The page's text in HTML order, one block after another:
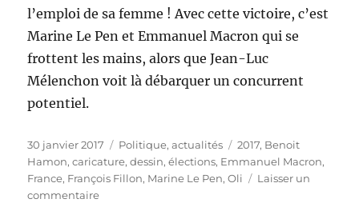
l’emploi de sa femme ! Avec cette victoire, c’est
Marine Le Pen et Emmanuel Macron qui se
frottent les mains, alors que Jean-Luc
Mélenchon voit là débarquer un concurrent
potentiel.
Publié
le
30 janvier 2017 Catégories
Politique, actualités Étiquettes
2017, Benoit
Hamon,caricature,dessin,élections, Emmanuel Macron,
France, François Fillon, Marine Le Pen,Oli
Laisser un
commentairesur